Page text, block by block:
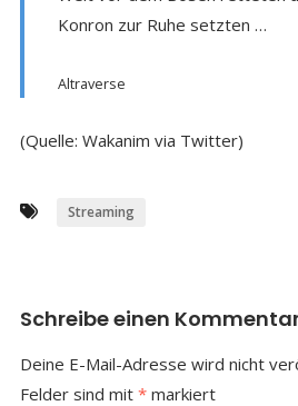
Konron zur Ruhe setzten …
Altraverse
(Quelle: Wakanim via Twitter)
Streaming
Schreibe einen
Deine E-Mail-Adresse wird nicht
Felder sind mit *markiert